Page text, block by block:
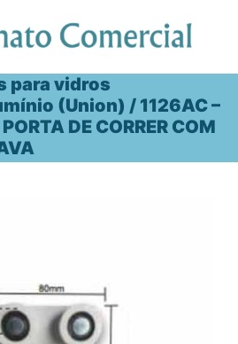
para vidros
(Union) / 1126AC –
DE CORRER COM